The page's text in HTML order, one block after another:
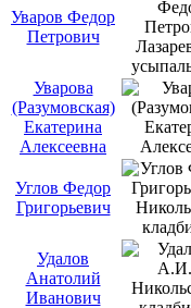
Уваров Федор
Петрович
Уварова
(Разумовская)
Екатерина
Алексеевна
Углов Федор
Григорьевич
Удалов
Анатолий
Иванович